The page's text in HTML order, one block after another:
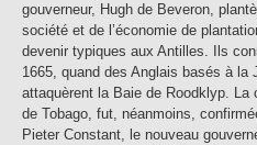
gouverneur, Hugh de Beveron,
société et de l’économie de
devenir typiques aux Antilles. Ils
1665, quand des Anglais basés à la
attaquèrent la Baie de Roodklyp. La
de Tobago, fut, néanmoins,
Pieter Constant, le nouveau